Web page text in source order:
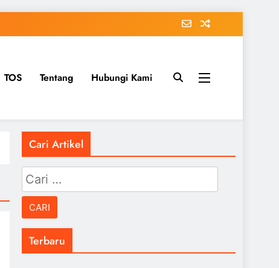
TOS Tentang Hubungi Kami
Cari Artikel
Cari
untuk:
Terbaru